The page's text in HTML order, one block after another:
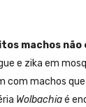
machos não
e zika em
com machos
Wolbachiaé